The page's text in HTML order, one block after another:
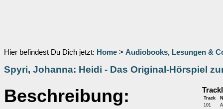
Hier befindest Du Dich jetzt: Home > Audiobooks, Lesungen &
Spyri, Johanna: Heidi - Das Original-Hörspiel
Beschreibung: Track
101